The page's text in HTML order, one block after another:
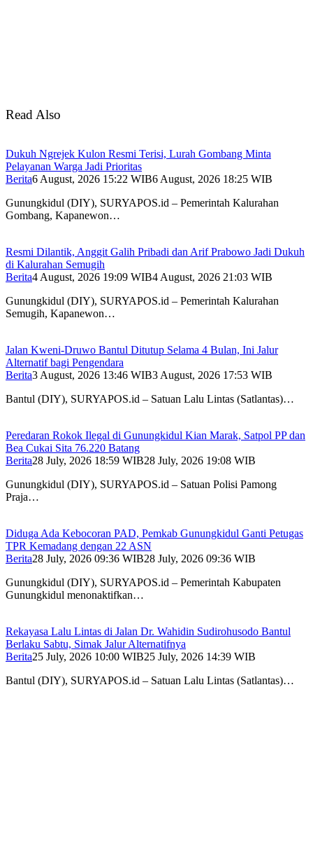
Read Also
Dukuh Ngrejek Kulon Resmi Terisi, Lurah Gombang Minta
Pelayanan Warga Jadi Prioritas
Berita6 August, 2026 15:22 WIB6 August, 2026 18:25 WIB
Gunungkidul (DIY), SURYAPOS.id – Pemerintah Kalurahan
Gombang, Kapanewon…
Resmi Dilantik, Anggit Galih Pribadi dan Arif Prabowo Jadi Dukuh
di Kalurahan Semugih
Berita4 August, 2026 19:09 WIB4 August, 2026 21:03 WIB
Gunungkidul (DIY), SURYAPOS.id – Pemerintah Kalurahan
Semugih, Kapanewon…
Jalan Kweni-Druwo Bantul Ditutup Selama 4 Bulan, Ini Jalur
Alternatif bagi Pengendara
Berita3 August, 2026 13:46 WIB3 August, 2026 17:53 WIB
Bantul (DIY), SURYAPOS.id – Satuan Lalu Lintas (Satlantas)…
Peredaran Rokok Ilegal di Gunungkidul Kian Marak, Satpol PP dan
Bea Cukai Sita 76.220 Batang
Berita28 July, 2026 18:59 WIB28 July, 2026 19:08 WIB
Gunungkidul (DIY), SURYAPOS.id – Satuan Polisi Pamong
Praja…
Diduga Ada Kebocoran PAD, Pemkab Gunungkidul Ganti Petugas
TPR Kemadang dengan 22 ASN
Berita28 July, 2026 09:36 WIB28 July, 2026 09:36 WIB
Gunungkidul (DIY), SURYAPOS.id – Pemerintah Kabupaten
Gunungkidul menonaktifkan…
Rekayasa Lalu Lintas di Jalan Dr. Wahidin Sudirohusodo Bantul
Berlaku Sabtu, Simak Jalur Alternatifnya
Berita25 July, 2026 10:00 WIB25 July, 2026 14:39 WIB
Bantul (DIY), SURYAPOS.id – Satuan Lalu Lintas (Satlantas)…